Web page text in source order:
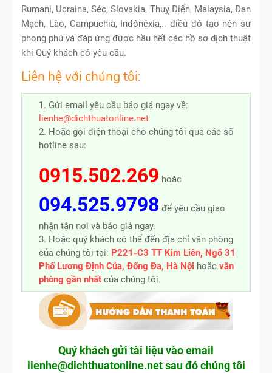
Rumani, Ucraina, Séc, Slovakia, Thuỵ Điển, Malaysia, Đan
Mạch, Lào, Campuchia, Inđônêxia,.. điều đó tạo nên sư
phong phú và đáp ứng được hầu hết các hồ sơ dịch thuật
khi Quý khách có yêu cầu.
Liên hệ với chúng tôi:
1. Gửi email yêu cầu báo giá ngay về:
lienhe@dichthuatonline.net
2. Hoặc gọi điện thoại cho chúng tôi qua các số
hotline sau:
0915.502.269 hoặc
094.525.9798 để yêu cầu giao
nhận tận nơi và báo giá ngay.
3. Hoặc quý khách có thể đến địa chỉ văn phòng
của chúng tôi tại: P221-C3 TT Kim Liên, Ngõ 31
Phố Lương Định Của, Đống Đa, Hà Nội hoặc văn
phòng gần nhất của chúng tôi.
Quý khách gửi tài liệu vào email
lienhe@dichthuatonline.netsau đó chúng tôi